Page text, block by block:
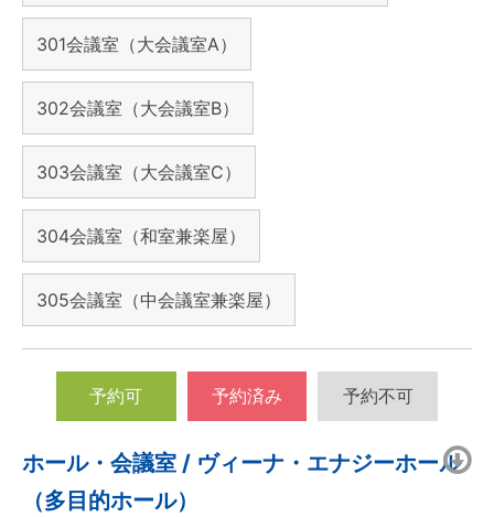
301会議室（大会議室A）
302会議室（大会議室B）
303会議室（大会議室C）
304会議室（和室兼楽屋）
305会議室（中会議室兼楽屋）
予約可 予約済み 予約不可
ホール・会議室 / ヴィーナ・エナジーホール
（多目的ホール）